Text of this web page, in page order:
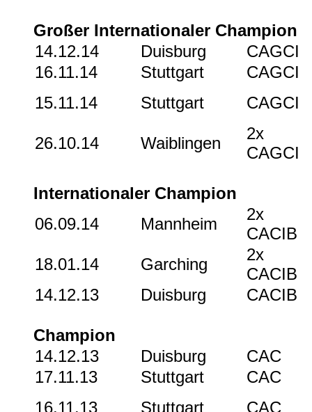
Großer Internationaler Champion
14.12.14
Duisburg
CAGCI
16.11.14
Stuttgart
CAGCI
15.11.14
Stuttgart CAGCI
26.10.14 Waiblingen
2x
CAGCI
Internationaler Champion
06.09.14
Mannheim
2x
CACIB
18.01.14
Garching
2x
CACIB
14.12.13
Duisburg CACIB
Champion
14.12.13
Duisburg
CAC
17.11.13
Stuttgart
CAC
16.11.13
Stuttgart CAC